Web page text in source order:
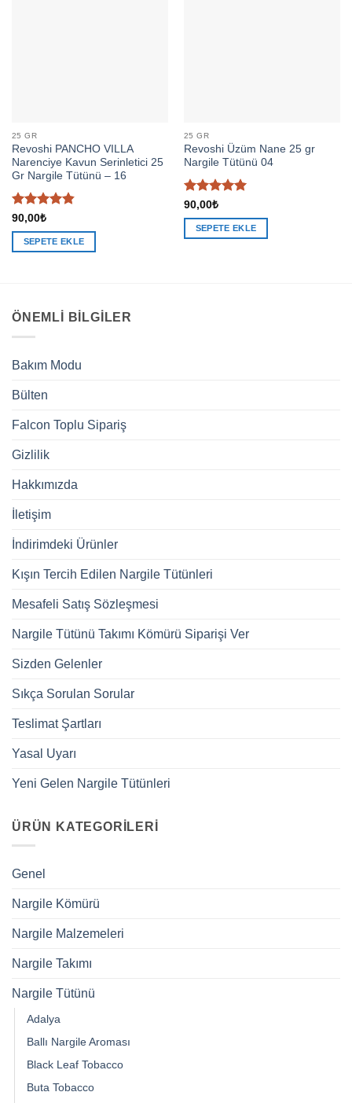
25 GR
Revoshi PANCHO VILLA
Narenciye Kavun Serinletici 25
Gr Nargile Tütünü – 16
5 üzerinden
4.86oy
aldı
90,00₺
SEPETE EKLE
25 GR
Revoshi Üzüm Nane 25 gr
Nargile Tütünü 04
5 üzerinden
5oy aldı
90,00₺
SEPETE EKLE
ÖNEMLI BILGILER
Bakım Modu
Bülten
Falcon Toplu Sipariş
Gizlilik
Hakkımızda
İletişim
İndirimdeki Ürünler
Kışın Tercih Edilen Nargile Tütünleri
Mesafeli Satış Sözleşmesi
Nargile Tütünü Takımı Kömürü Siparişi Ver
Sizden Gelenler
Sıkça Sorulan Sorular
Teslimat Şartları
Yasal Uyarı
Yeni Gelen Nargile Tütünleri
ÜRÜN KATEGORILERI
Genel
Nargile Kömürü
Nargile Malzemeleri
Nargile Takımı
Nargile Tütünü
Adalya
Ballı Nargile Aroması
Black Leaf Tobacco
Buta Tobacco